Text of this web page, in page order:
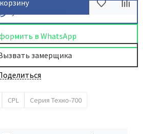
в WhatsApp
замерщика
CPL Серия Техно-700